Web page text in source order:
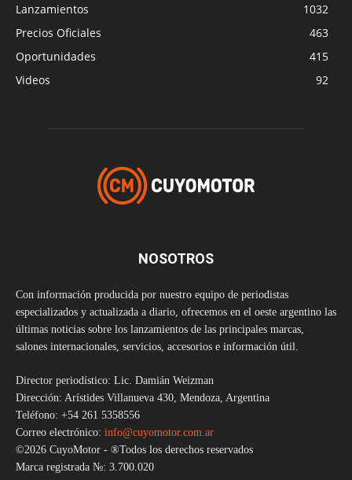
Lanzamientos
1032
Precios Oficiales
463
Oportunidades
415
Videos
92
NOSOTROS
Con información producida por nuestro equipo de periodistas
especializados y actualizada a diario, ofrecemos en el oeste argentino las
últimas noticias sobre los lanzamientos de las principales marcas,
salones internacionales, servicios, accesorios e información útil.
Director periodístico: Lic. Damián Weizman
Dirección: Arístides Villanueva 430, Mendoza, Argentina
Teléfono: +54 261 5358556
Correo electrónico: info@cuyomotor.com.ar
©2026 CuyoMotor - ®Todos los derechos reservados
Marca registrada №: 3.700.020